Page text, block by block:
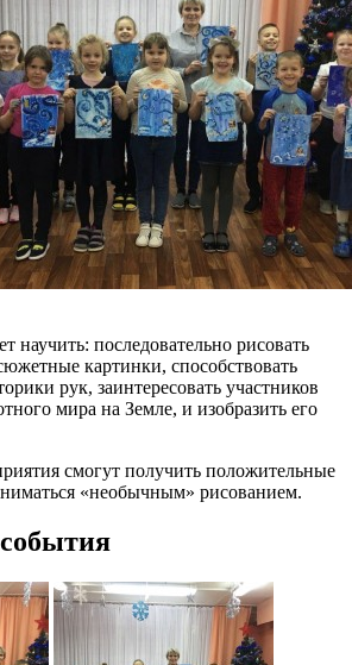
научить: последовательно рисовать
картинки, способствовать
рук, заинтересовать участников
мира на Земле, и изобразить его
смогут получить положительные
«необычным» рисованием.